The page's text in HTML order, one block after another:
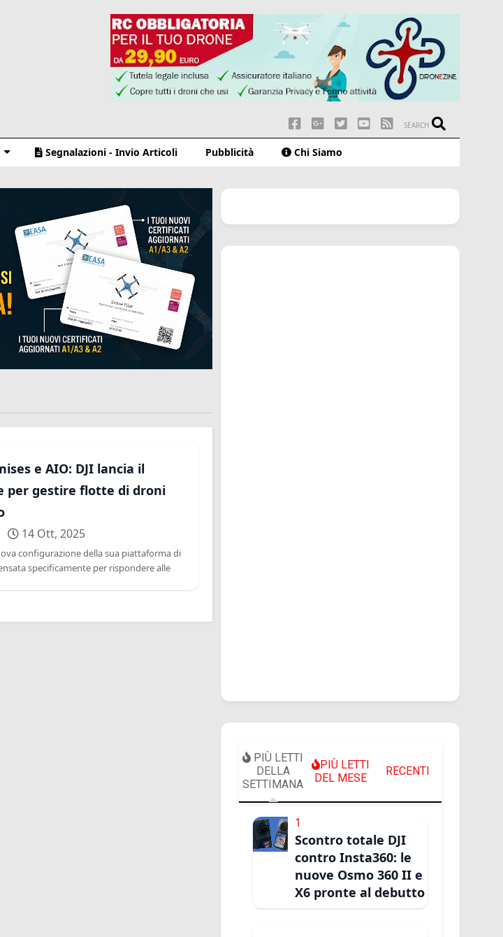
SEARCH
Segnalazioni - Invio Articoli Pubblicità Chi Siamo
e AIO: DJI lancia il
per gestire flotte di droni
14 Ott, 2025
configurazione della sua piattaforma di
specificamente per rispondere alle
PIÙ LETTI
DELLA
SETTIMANA
PIÙ LETTI
DEL MESE
RECENTI
1
Scontro totale DJI
contro Insta360: le
nuove Osmo 360 II e
X6 pronte al debutto